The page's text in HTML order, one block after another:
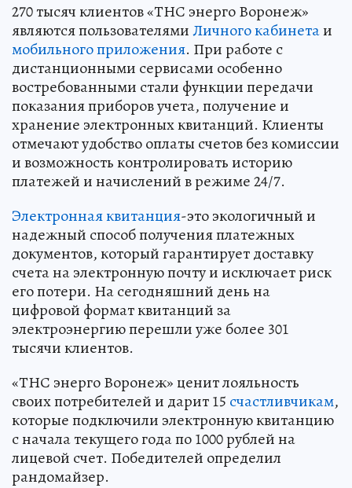
270 тысяч клиентов «ТНС энерго Воронеж»
являются пользователямиЛичного кабинетаи
мобильного приложения. При работе с
дистанционными сервисами особенно
востребованными стали функции передачи
показания приборов учета, получение и
хранение электронных квитанций. Клиенты
отмечают удобство оплаты счетов без комиссии
и возможность контролировать историю
платежей и начислений в режиме 24/7.
Электронная квитанция-это экологичный и
надежный способ получения платежных
документов, который гарантирует доставку
счета на электронную почту и исключает риск
его потери. На сегодняшний день на
цифровой формат квитанций за
электроэнергию перешли уже более 301
тысячи клиентов.
«ТНС энерго Воронеж» ценит лояльность
своих потребителей и дарит 15 счастливчикам,
которые подключили электронную квитанцию
с начала текущего года по 1000 рублей на
лицевой счет. Победителей определил
рандомайзер.